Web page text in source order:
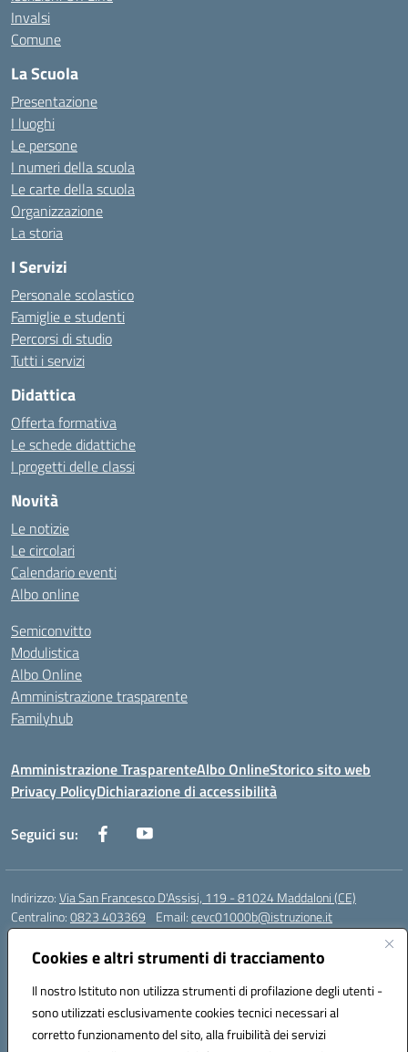
Cookies e altri strumenti di tracciamento
Il nostro Istituto non utilizza strumenti di profilazione degli utenti -
sono utilizzati esclusivamente cookies tecnici necessari al
corretto funzionamento del sito, alla fruibilità dei servizi
Invalsi
Comune
La Scuola
Presentazione
I luoghi
Le persone
I numeri della scuola
Le carte della scuola
Organizzazione
La storia
I Servizi
Personale scolastico
Famiglie e studenti
Percorsi di studio
Tutti i servizi
Didattica
Offerta formativa
Le schede didattiche
I progetti delle classi
Novità
Le notizie
Le circolari
Calendario eventi
Albo online
Semiconvitto
Modulistica
Albo Online
Amministrazione trasparente
Familyhub
Amministrazione TrasparenteAlbo OnlineStorico sito web
Privacy PolicyDichiarazione di accessibilità
Seguici su:
Indirizzo:Via San Francesco D'Assisi, 119 - 81024 Maddaloni (CE)
Centralino:0823 403369 Email:cevc01000b@istruzione.it
Posta elettronica certificata (PEC):
Codice fiscale: 80004990612 (Convitto) - 93044680614 (Scuole
Annesse)
Codice meccanografico:CEVC01000B
Codice Indice delle Pubbliche Amministrazioni (IPA): istsc_cevc01000b
Codice unico di fatturazione (CUF): ZUT1RT